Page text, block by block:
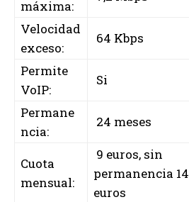
máxima:
Velocidad
exceso:
64 Kbps
Permite
VoIP:
Si
Permane
ncia:
24 meses
Cuota
mensual:
9 euros, sin
permanencia 14
euros